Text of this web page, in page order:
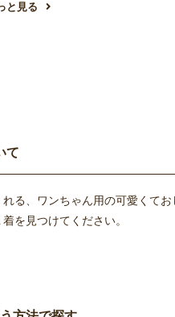
と見る
て
る、ワンちゃん用の可愛くて
を見つけてください。